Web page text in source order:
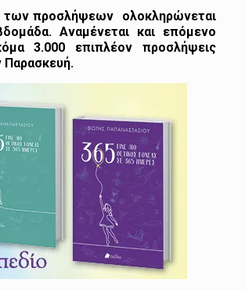
των προσλήψεων ολοκληρώνεται
Αναμένεται και επόμενο
3.000 επιπλέον προσλήψεις
Παρασκευή.